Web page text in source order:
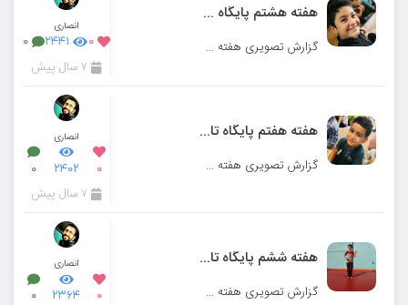
هفته هشتم پایگاه تابستانی
گزارش تصویری هفته هشتم پایگاه تابستانی مدرسه میزان کرج
انصاری
۰ ۲۴۴۱ ۰
۷ سال پیش
هفته هفتم پایگاه تابستانی
گزارش تصویری هفته هفتم پایگاه تابستانی مدرسه میزان کرج
انصاری
۰ ۲۴۰۲ ۰
۷ سال پیش
هفته ششم پایگاه تابستانی
گزارش تصویری هفته ششم پایگاه تابستانی مدرسه میزان کرج
انصاری
۰ ۲۳۶۴ ۰